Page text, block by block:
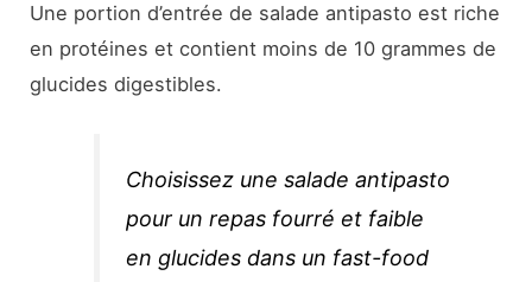
Une portion d’entrée de salade antipasto est riche
en protéines et contient moins de 10 grammes de
glucides digestibles.
Choisissez une salade antipasto
pour un repas fourré et faible
en glucides dans un fast-food